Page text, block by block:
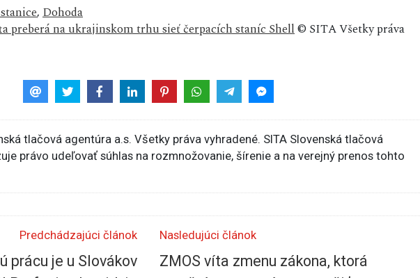
,Dohoda
preberá na ukrajinskom trhu sieť čerpacích staníc Shell© SITA Všetky práva
tlačová agentúra a.s. Všetky práva vyhradené. SITA Slovenská tlačová
právo udeľovať súhlas na rozmnožovanie, šírenie a na verejný prenos tohto
Predchádzajúci článok
prácu je u Slovákov
Nasledujúci článok
ZMOS víta zmenu zákona, ktorá